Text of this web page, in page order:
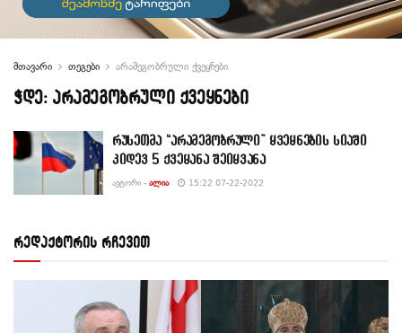
მთავარი თეგები არამეგობრული ქვეყნები
ჭდე: არამეგობრული ქვეყნები
რუსეთმა “არამეგობრული” ყვეყნების სიაში
კიდევ 5 ქვეყანა შეიყვანა
ᲐᲕᲢᲝᲠᲘ - ᲐᲚᲘᲐ 15:22 07-22-2022
რედაქტორის რჩევით